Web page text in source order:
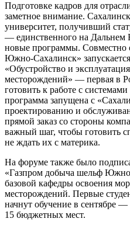
Подготовке кадров для
заметное внимание.
университет, получивший
— единственного на Дальнем
новые программы. Совместно
Южно-Сахалинск»
«Обустройство и
месторождений» — первая в
готовить к работе с
программа запущена с
проектированию и
прямой заказ со стороны
важный шаг, чтобы готовить
не ждать их с материка.
На форуме также было
«Газпром добыча шельф
базовой кафедры освоения
месторождений. Первые
начнут обучение в сентябре
15 бюджетных мест.